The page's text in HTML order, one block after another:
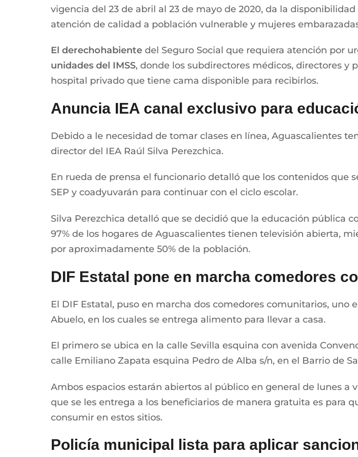
vigencia del 23 de abril al 23 de mayo de 2020, da la
atención de calidad a población vulnerable y mujeres
El derechohabiente del Seguro Social que requiera atención por
unidades del IMSS, donde los subdirectores médicos, directores y
hospital privado que tiene cama disponible para recibirlos.
Anuncia IEA canal exclusivo para
Debido a le necesidad de tomar clases en línea, Aguascalientes
director del IEA Raúl Silva Perezchica.
En rueda de prensa el funcionario detalló que los contenidos que
SEP y coadyuvarán para continuar con el ciclo escolar.
Silva Perezchica detalló que se decidió que la educación pública
97% de los hogares de Aguascalientes tienen televisión abierta,
por aproximadamente 50% de la población.
DIF Estatal pone en marcha comedores
El DIF Estatal, puso en marcha dos comedores comunitarios, uno
Abuelo, en los cuales se entrega alimento para llevar a casa.
El primero se ubica en la calle Sevilla esquina con avenida
calle Emiliano Zapata esquina Pedro de Alba s/n, en el Barrio de
Ambos espacios estarán abiertos al público en general de lunes a
que se les entrega a los beneficiarios de manera gratuita es para
consumir en estos sitios.
Policía municipal lista para aplicar